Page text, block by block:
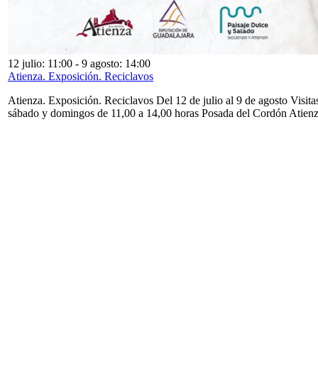
12 julio: 11:00 - 9 agosto: 14:00
Atienza. Exposición. Reciclavos
Atienza. Exposición. Reciclavos Del 12 de julio al 9 de agosto
sábado y domingos de 11,00 a 14,00 horas Posada del Cordón